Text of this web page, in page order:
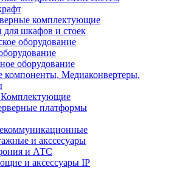
комплектующие
для шкафов и стоек
оборудование
оборудование
компоненты, Медиаконвертеры,
платформы
и акссесуары
и АТС
и аксессуары IP